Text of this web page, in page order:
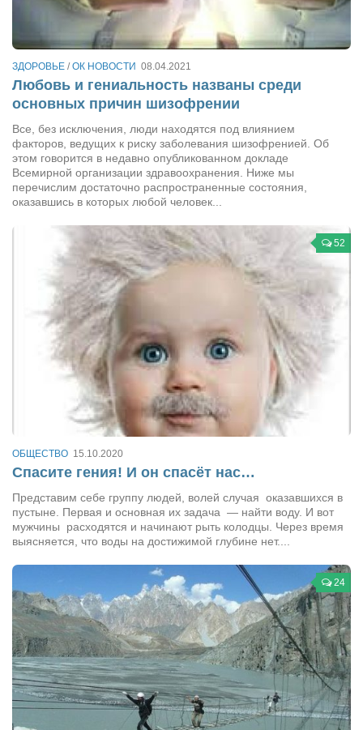
Валентин Бурый
Артём Мяус
Барды
Владимир Айзенберг
Игорь Добровольский
Ольга Козаченко
Оксана Скоробагатская
Евгений Полюхович
Ольга Чикина
Бизнес-партнёры
Здоровье
Врач психиатр–нарколог Анплеев А.Б.
Косметологическое отделение КП Сумская
городская клиническая больница №4
Оптика — Медтехника
Тенториум -центр независимых дистрибьюторов
«Винегрет» — демократичный ресторан
«ЧАЙ — КАВА» магазин — кафе
«CYCLE GARAGE» — магазин велосипедов
«Книголюб» — супермаркет
Багетный двор
МАГАЗИН СТИХОВ НА ЗАКАЗ
«Павел» — магазин мужской одежды
ЗДОРОВЬЕ /ОК НОВОСТИ 08.04.2021
Любовь и гениальность названы среди
основных причин шизофрении
Все, без исключения, люди находятся под влиянием
факторов, ведущих к риску заболевания шизофренией. Об
этом говорится в недавно опубликованном докладе
Всемирной организации здравоохранения. Ниже мы
перечислим достаточно распространенные состояния,
оказавшись в которых любой человек...
52
ОБЩЕСТВО 15.10.2020
Спасите гения! И он спасёт нас…
Представим себе группу людей, волей случая оказавшихся в
пустыне. Первая и основная их задача — найти воду. И вот
мужчины расходятся и начинают рыть колодцы. Через время
выясняется, что воды на достижимой глубине нет....
24